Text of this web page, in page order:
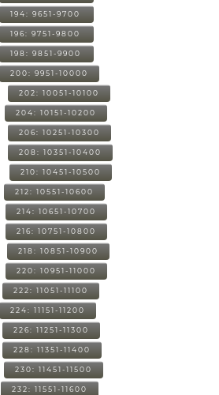
194: 9651-9700
196: 9751-9800
198: 9851-9900
200: 9951-10000
202: 10051-10100
204: 10151-10200
206: 10251-10300
208: 10351-10400
210: 10451-10500
212: 10551-10600
214: 10651-10700
216: 10751-10800
218: 10851-10900
220: 10951-11000
222: 11051-11100
224: 11151-11200
226: 11251-11300
228: 11351-11400
230: 11451-11500
232: 11551-11600